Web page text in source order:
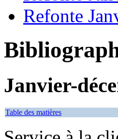
Refonte
Janvier-
Table des matières